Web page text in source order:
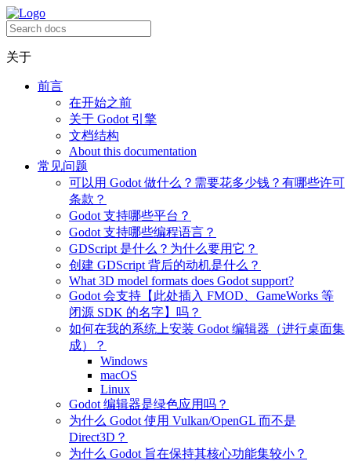
关于
前言
在开始之前
关于 Godot 引擎
文档结构
About this documentation
常见问题
可以用 Godot 做什么？需要花多少钱？有哪些许可
条款？
Godot 支持哪些平台？
Godot 支持哪些编程语言？
GDScript 是什么？为什么要用它？
创建 GDScript 背后的动机是什么？
What 3D model formats does Godot support?
Godot 会支持【此处插入 FMOD、GameWorks 等
闭源 SDK 的名字】吗？
如何在我的系统上安装 Godot 编辑器（进行桌面集
成）？
Windows
macOS
Linux
Godot 编辑器是绿色应用吗？
为什么 Godot 使用 Vulkan/OpenGL 而不是
Direct3D？
为什么 Godot 旨在保持其核心功能集较小？